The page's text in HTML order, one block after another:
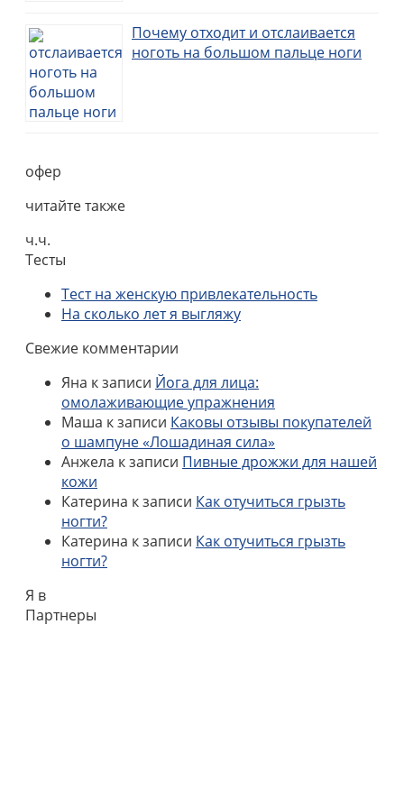
Почему отходит и отслаивается
ноготь на большом пальце ноги
офер
читайте также
ч.ч.
Тесты
Тест на женскую привлекательность
На сколько лет я выгляжу
Свежие комментарии
Яна к записи Йога для лица:
омолаживающие упражнения
Маша к записи Каковы отзывы покупателей
о шампуне «Лошадиная сила»
Анжела к записи Пивные дрожжи для нашей
кожи
Катерина к записи Как отучиться грызть
ногти?
Катерина к записи Как отучиться грызть
ногти?
Я в
Партнеры